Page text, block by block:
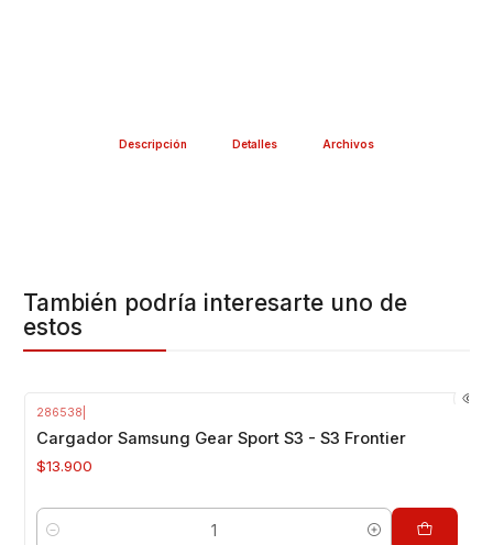
Descripción Detalles Archivos
También podría interesarte uno de
estos
286538
Cargador Samsung Gear Sport S3 - S3 Frontier
$13.900
Cantidad